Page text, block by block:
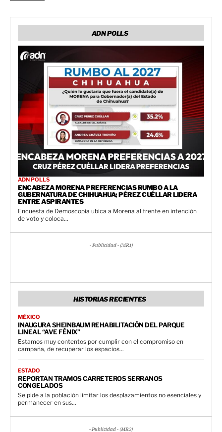
ADN POLLS
ADN POLLS
ENCABEZA MORENA PREFERENCIAS RUMBO A LA
GUBERNATURA DE CHIHUAHUA; PÉREZ CUÉLLAR LIDERA
ENTRE ASPIRANTES
Encuesta de Demoscopia ubica a Morena al frente en intención
de voto y coloca...
- Publicidad - (MR1)
HISTORIAS RECIENTES
MÉXICO
INAUGURA SHEINBAUM REHABILITACIÓN DEL PARQUE
LINEAL “AVE FÉNIX”
Estamos muy contentos por cumplir con el compromiso en
campaña, de recuperar los espacios...
ESTADO
REPORTAN TRAMOS CARRETEROS SERRANOS
CONGELADOS
Se pide a la población limitar los desplazamientos no esenciales y
permanecer en sus...
- Publicidad - (MR2)